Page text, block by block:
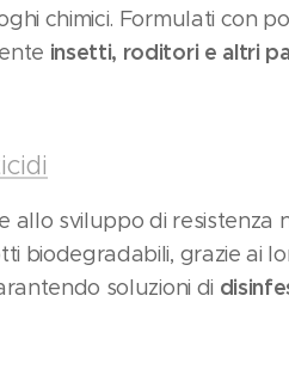
chimici. Formulati con
insetti, roditori e altri
sviluppo di resistenza
biodegradabili, grazie ai
soluzioni di